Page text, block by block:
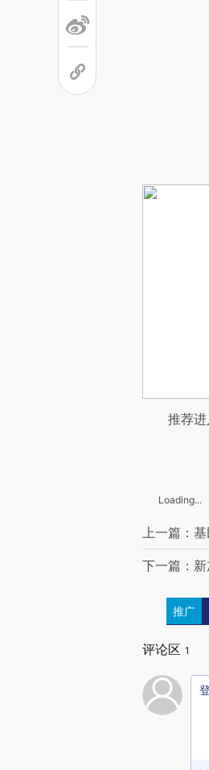
推荐进
Loading...
上一篇：
下一篇：
推广
评论区 1